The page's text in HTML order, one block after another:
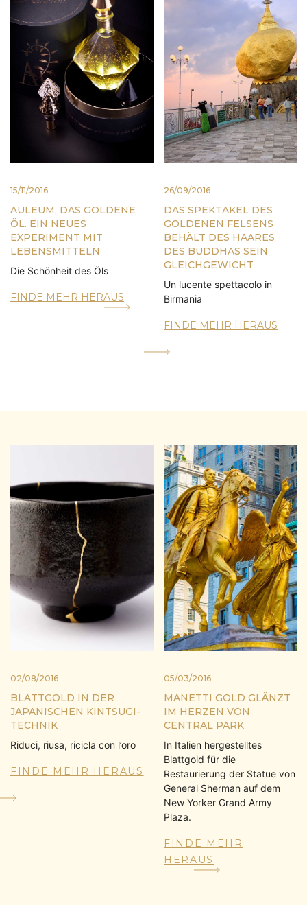
15/11/2016
AULEUM, DAS GOLDENE
ÖL. EIN NEUES
EXPERIMENT MIT
LEBENSMITTELN
Die Schönheit des Öls
FINDE MEHR HERAUS
26/09/2016
DAS SPEKTAKEL DES
GOLDENEN FELSENS
BEHÄLT DES HAARES
DES BUDDHAS SEIN
GLEICHGEWICHT
Un lucente spettacolo in
Birmania
FINDE MEHR HERAUS
02/08/2016
BLATTGOLD IN DER
JAPANISCHEN KINTSUGI-
TECHNIK
Riduci, riusa, ricicla con l’oro
FINDE MEHR HERAUS
05/03/2016
MANETTI GOLD GLÄNZT
IM HERZEN VON
CENTRAL PARK
In Italien hergestelltes
Blattgold für die
Restaurierung der Statue von
General Sherman auf dem
New Yorker Grand Army
Plaza.
FINDE MEHR
HERAUS